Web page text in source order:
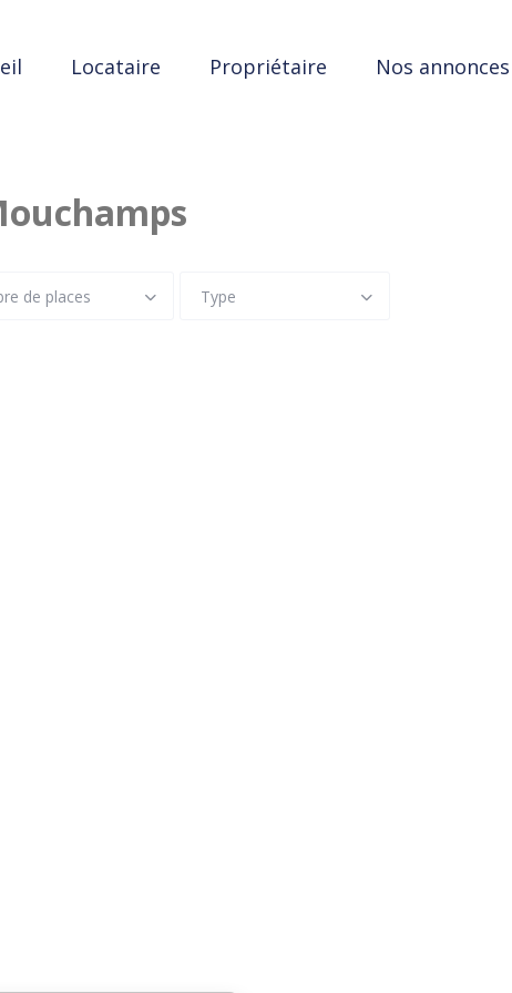
Locataire Propriétaire Nos annonces
de places Type